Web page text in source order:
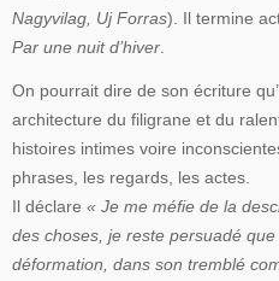
Nagyvilag, Uj Forras). Il termine
Par une nuit d’hiver
On pourrait dire de son écriture
architecture du filigrane et du
histoires intimes voire
phrases, les regards, les actes.
Il déclare « Je me méfie de la
des choses, je reste persuadé que
déformation, dans son tremblé